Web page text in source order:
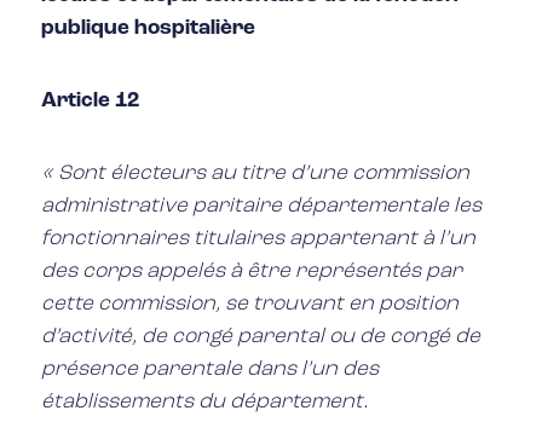
publique hospitalière
Article 12
« Sont électeurs au titre d’une commission
administrative paritaire départementale les
fonctionnaires titulaires appartenant à l’un
des corps appelés à être représentés par
cette commission, se trouvant en position
d’activité, de congé parental ou de congé de
présence parentale dans l’un des
établissements du département.